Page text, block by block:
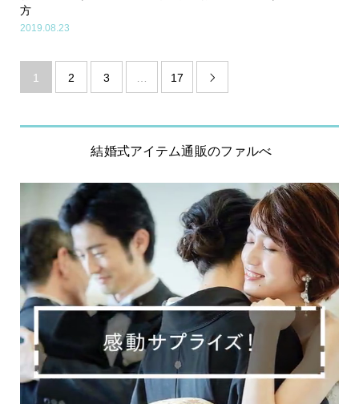
方
2019.08.23
1 2 3 17 
結婚式アイテム通販のファルべ